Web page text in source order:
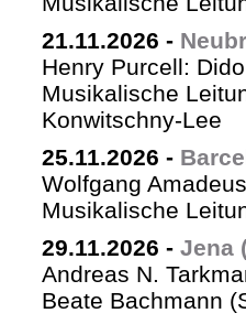
21.11.2026 -
Henry Purcell:
Musikalische
Konwitschny-Lee
25.11.2026 -
Wolfgang
Musikalische
29.11.2026 - Jena
Andreas N.
Beate Bachmann